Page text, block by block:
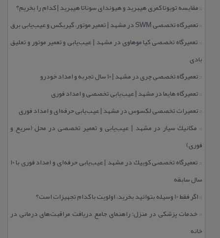
:: مقایسه تویوتا كمری هیبرید و هیوندای سوناتا هیبرید | كدام را بخریم؟
:: تعمیرگاه تخصصی SWM در مشهد | تعمیر موتور، گیربكس و عیب‌یابی برق
:: تعمیرگاه تخصصی كیا موهاوی در مشهد | عیب‌یابی و تعمیر موتور و تعلیق
بادی
:: تعمیرگاه تخصصی چری در مشهد | ۱۰ سال تجربه و امداد خودرو
:: تعمیرگاه هایما در مشهد | عیب‌یابی تخصصی و امداد فوری
:: تعمیرات تخصصی لكسوس در مشهد | عیب‌یابی حرفه‌ای و امداد فوری
:: مكانیك سیار در مشهد | عیب‌یابی و تعمیر تخصصی در محل (سریع و
فوری)
::
تعمیرگاه تخصصی كوییك در مشهد | عیب‌یابی حرفه‌ای و امداد فوری با ۱۰
سال سابقه
:: اگر فقط 10 وسیله بتوانید بخرید، اولویت با كدام تجهیزات است؟
:: خدمات پزشكی در منزل؛ راهنمای جامع دریافت مراقبت‌های درمانی در
خانه